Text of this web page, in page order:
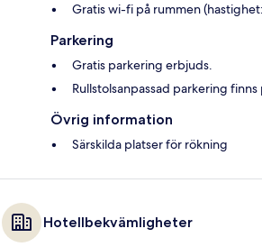
Gratis wi-fi på rummen
Parkering
Gratis parkering erbjuds.
Rullstolsanpassad parkering finns
Övrig information
Särskilda platser för rökning
Hotellbekvämligheter